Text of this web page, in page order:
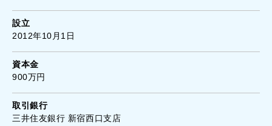
設立
2012年10月1日
資本金
900万円
取引銀行
三井住友銀行 新宿西口支店